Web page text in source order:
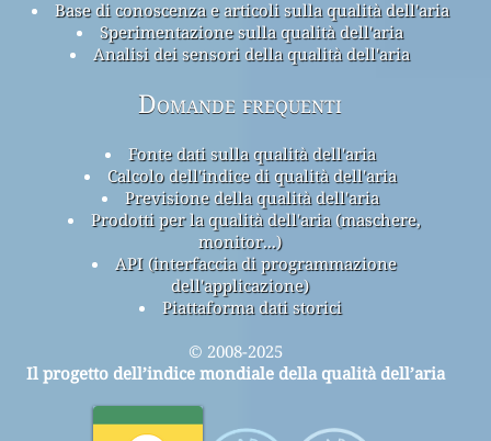
Base di conoscenza e articoli sulla qualità dell'aria
Sperimentazione sulla qualità dell'aria
Analisi dei sensori della qualità dell'aria
Domande frequenti
Fonte dati sulla qualità dell'aria
Calcolo dell'indice di qualità dell'aria
Previsione della qualità dell'aria
Prodotti per la qualità dell'aria (maschere,
monitor...)
API (interfaccia di programmazione
dell'applicazione)
Piattaforma dati storici
© 2008-2025
Il progetto dell’indice mondiale della qualità dell’aria